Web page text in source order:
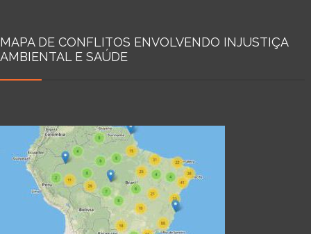
MAPA DE CONFLITOS ENVOLVENDO INJUSTIÇA
AMBIENTAL E SAÚDE